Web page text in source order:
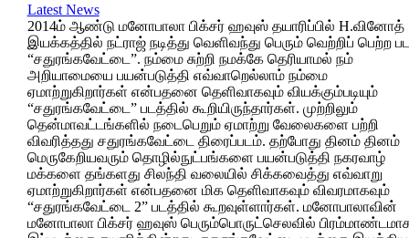
Latest News
2014ம் ஆண்டு மனோபாலா பிக்சர் ஹவுஸ் தயாரிப்பில் H.வினோத்
இயக்கத்தில் நட்ராஜ் நடித்து வெளிவந்து பெரும் வெற்றிப் பெற்ற
“சதுரங்கவேட்டை”. நம்மை சுற்றி நமக்கே தெரியாமல் நம்
அறியாமையை பயன்படுத்தி எவ்வாறெல்லாம் நம்மை
ஏமாற்றுகிறார்கள் என்பதனை தெளிவாகவும் வியக்கும்படியும்
“சதுரங்கவேட்டை” படத்தில் கூறியிருந்தார்கள். முற்றிலும்
தென்மாவட்டங்களில் நடைபெறும் ஏமாற்று வேலைகளை பற்றி
விவரித்தது சதுரங்கவேட்டை திரைப்படம். தற்போது தினம் தினம்
மெருகேறியவரும் தொழில்நுட்பங்களை பயன்படுத்தி நகரவாழ்
மக்களை தங்களது சிலந்தி வலையில் சிக்கவைத்து எவ்வாறு
ஏமாற்றுகிறார்கள் என்பதனை மிக தெளிவாகவும் விவரமாகவும்
“சதுரங்கவேட்டை 2” படத்தில் கூறவுள்ளார்கள். மனோபாலாவின்
மனோபாலா பிக்சர் ஹவுஸ் பெரும்பொருட்செலவில்